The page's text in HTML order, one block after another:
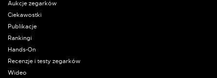
Aukcje zegarków
Ciekawostki
Publikacje
Rankingi
Hands-On
Recenzje i testy zegarków
Wideo